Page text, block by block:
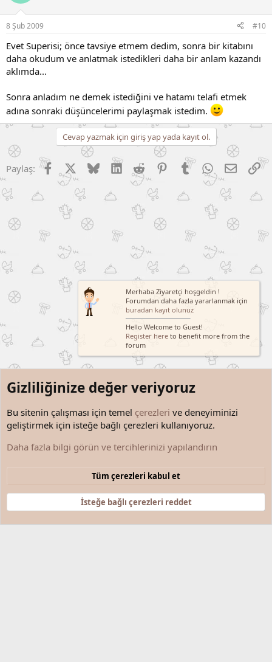
8 Şub 2009 #10
Evet Superisi; önce tavsiye etmem dedim, sonra bir kitabını
daha okudum ve anlatmak istedikleri daha bir anlam kazandı
aklımda...
Sonra anladım ne demek istediğini ve hatamı telafi etmek
adına sonraki düşüncelerimi paylaşmak istedim.
Cevap yazmak için giriş yap yada kayıt ol.
Paylaş: FacebookX (Twitter)
BlueskyLinkedInReddit Pinterest
Tumblr WhatsApp
E-posta
Şartlar ve kurallar Gizlilik politikası
Community platform by XenForo® © 2010-2025 XenForo Ltd.
Merhaba Ziyaretçi hoşgeldin !
Forumdan daha fazla yararlanmak için
buradan kayıt olunuz
Hello Welcome to Guest!
Register here to benefit more from the
forum
Gizliliğinize değer veriyoruz
Bu sitenin çalışması için temel çerezleri ve deneyiminizi
geliştirmek için isteğe bağlı çerezleri kullanıyoruz.
Daha fazla bilgi görün ve tercihlerinizi yapılandırın
Tüm çerezleri kabul et
İsteğe bağlı çerezleri reddet